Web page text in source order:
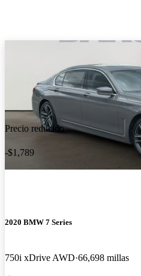
Precio reducido
-$1,789
2020 BMW 7 Series
750i xDrive AWD 66,698 millas